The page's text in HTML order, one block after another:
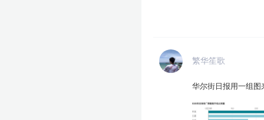
繁华笙歌
华尔街日报用一组图